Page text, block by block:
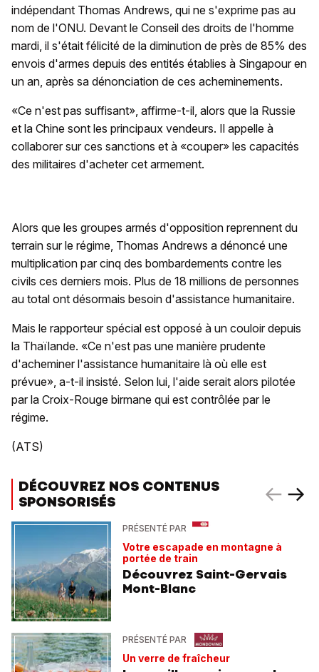
indépendant Thomas Andrews, qui ne s'exprime pas au
nom de l'ONU. Devant le Conseil des droits de l'homme
mardi, il s'était félicité de la diminution de près de 85% des
envois d'armes depuis des entités établies à Singapour en
un an, après sa dénonciation de ces acheminements.
«Ce n'est pas suffisant», affirme-t-il, alors que la Russie
et la Chine sont les principaux vendeurs. Il appelle à
collaborer sur ces sanctions et à «couper» les capacités
des militaires d'acheter cet armement.
Alors que les groupes armés d'opposition reprennent du
terrain sur le régime, Thomas Andrews a dénoncé une
multiplication par cinq des bombardements contre les
civils ces derniers mois. Plus de 18 millions de personnes
au total ont désormais besoin d'assistance humanitaire.
Mais le rapporteur spécial est opposé à un couloir depuis
la Thaïlande. «Ce n'est pas une manière prudente
d'acheminer l'assistance humanitaire là où elle est
prévue», a-t-il insisté. Selon lui, l'aide serait alors pilotée
par la Croix-Rouge birmane qui est contrôlée par le
régime.
(ATS)
DÉCOUVREZ NOS CONTENUS
SPONSORISÉS
PRÉSENTÉ PAR
Votre escapade en montagne à
portée de train
Découvrez Saint-Gervais
Mont-Blanc
PRÉSENTÉ PAR
Un verre de fraîcheur